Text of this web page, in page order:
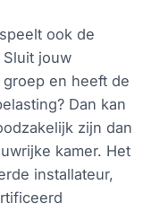
ook de
jouw
en heeft de
Dan kan
zijn dan
kamer. Het
installateur,